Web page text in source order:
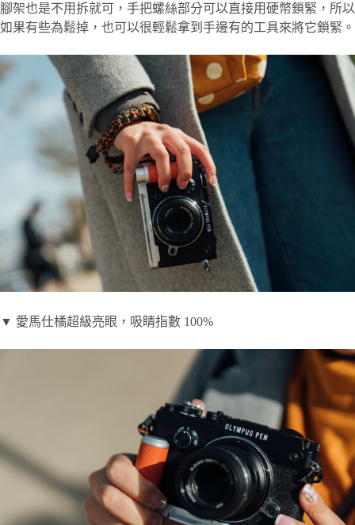
腳架也是不用拆就可，手把螺絲部分可以直接用硬幣鎖緊，所以
如果有些為鬆掉，也可以很輕鬆拿到手邊有的工具來將它鎖緊。
▼ 愛馬仕橘超級亮眼，吸睛指數 100%